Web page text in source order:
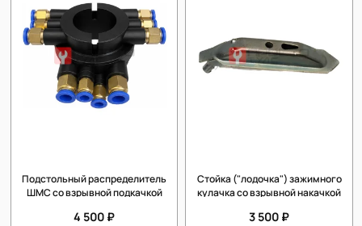
Подстольный распределитель
ШМС со взрывной подкачкой
4 500 ₽
Стойка ("лодочка") зажимного
кулачка со взрывной накачкой
3 500 ₽